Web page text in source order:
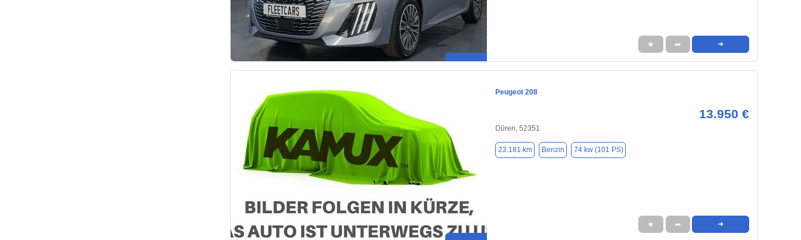
★ ➦ ➜
Peugeot 208
13.950 €
Düren, 52351
23.181 km Benzin 74 kw (101 PS)
★ ➦ ➜